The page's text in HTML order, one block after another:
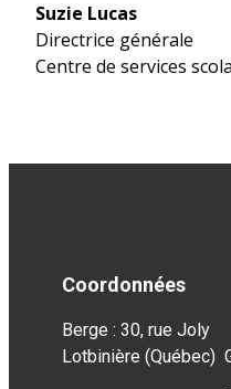
Suzie Lucas
Directrice générale
Centre de services
Coordonnées
Berge : 30, rue Joly
Lotbinière (Québec)